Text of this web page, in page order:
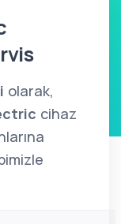
olarak,
cihaz